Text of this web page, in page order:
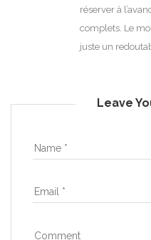
réserver à
complets. Le
juste un
Leave